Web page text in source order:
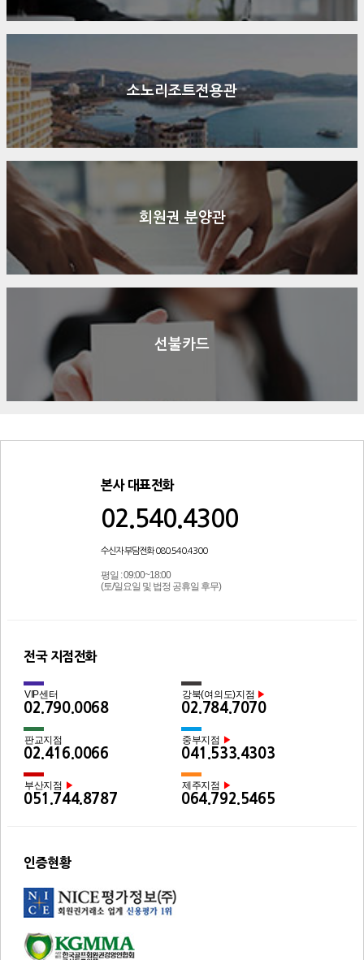
소노리조트전용관
회원권 분양관
선불카드
본사 대표전화
02.540.4300
수신자 부담전화 080.540.4300
평일 : 09:00~18:00
(토/일요일 및 법정 공휴일 후무)
전국 지점전화
VIP센터
02.790.0068
강북(여의도)지점 ▶
02.784.7070
판교지점
02.416.0066
중부지점 ▶
041.533.4303
부산지점 ▶
051.744.8787
제주지점 ▶
064.792.5465
인증현황